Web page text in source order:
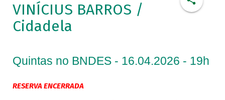
VINÍCIUS BARROS /
Cidadela
Quintas no BNDES - 16.04.2026 - 19h
RESERVA ENCERRADA